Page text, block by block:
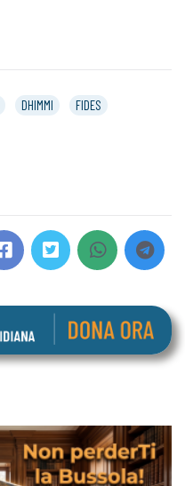
DHIMMI
FIDES